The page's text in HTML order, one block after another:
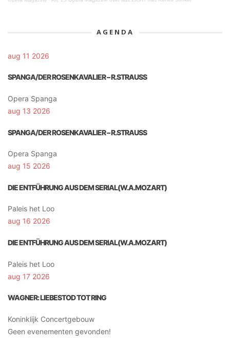
AGENDA
aug 11 2026
SPANGA/DER ROSENKAVALIER – R.STRAUSS
Opera Spanga
aug 13 2026
SPANGA/DER ROSENKAVALIER – R.STRAUSS
Opera Spanga
aug 15 2026
DIE ENTFÜHRUNG AUS DEM SERIAL(W.A.MOZART)
Paleis het Loo
aug 16 2026
DIE ENTFÜHRUNG AUS DEM SERIAL(W.A.MOZART)
Paleis het Loo
aug 17 2026
WAGNER: LIEBESTOD TOT RING
Koninklijk Concertgebouw
Geen evenementen gevonden!